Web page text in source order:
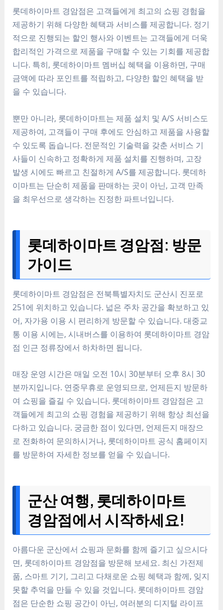
롯데하이마트 경암점은 고객들에게 최고의 쇼핑 경험을
제공하기 위해 다양한 혜택과 서비스를 제공합니다. 정기
적으로 진행되는 할인 행사와 이벤트는 고객들에게 더욱
합리적인 가격으로 제품을 구매할 수 있는 기회를 제공합
니다. 특히, 롯데하이마트 멤버십 혜택을 이용하면, 구매
금액에 따라 포인트를 적립하고, 다양한 할인 혜택을 받
을 수 있습니다.
뿐만 아니라, 롯데하이마트는 제품 설치 및 A/S 서비스도
제공하여, 고객들이 구매 후에도 안심하고 제품을 사용할
수 있도록 돕습니다. 전문적인 기술력을 갖춘 서비스 기
사들이 신속하고 정확하게 제품 설치를 진행하며, 고장
발생 시에도 빠르고 친절하게 A/S를 제공합니다. 롯데하
이마트는 단순히 제품을 판매하는 곳이 아닌, 고객 만족
을 최우선으로 생각하는 진정한 파트너입니다.
롯데하이마트 경암점: 방문
가이드
롯데하이마트 경암점은 전북특별자치도 군산시 진포로
251에 위치하고 있습니다. 넓은 주차 공간을 확보하고 있
어, 자가용 이용 시 편리하게 방문할 수 있습니다. 대중교
통 이용 시에는, 시내버스를 이용하여 롯데하이마트 경암
점 인근 정류장에서 하차하면 됩니다.
매장 운영 시간은 매일 오전 10시 30분부터 오후 8시 30
분까지입니다. 연중무휴로 운영되므로, 언제든지 방문하
여 쇼핑을 즐길 수 있습니다. 롯데하이마트 경암점은 고
객들에게 최고의 쇼핑 경험을 제공하기 위해 항상 최선을
다하고 있습니다. 궁금한 점이 있다면, 언제든지 매장으
로 전화하여 문의하시거나, 롯데하이마트 공식 홈페이지
를 방문하여 자세한 정보를 얻을 수 있습니다.
군산 여행, 롯데하이마트
경암점에서 시작하세요!
아름다운 군산에서 쇼핑과 문화를 함께 즐기고 싶으시다
면, 롯데하이마트 경암점을 방문해 보세요. 최신 가전제
품, 스마트 기기, 그리고 다채로운 쇼핑 혜택과 함께, 잊지
못할 추억을 만들 수 있을 것입니다. 롯데하이마트 경암
점은 단순한 쇼핑 공간이 아닌, 여러분의 디지털 라이프